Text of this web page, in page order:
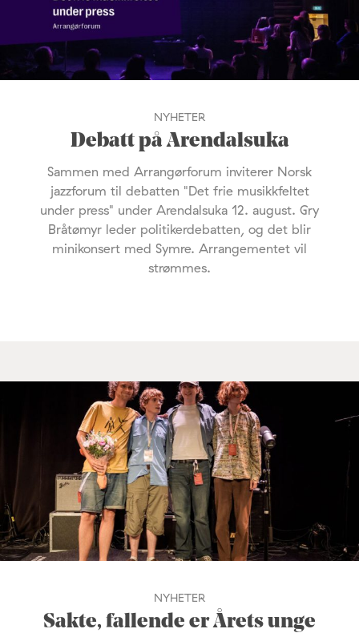
NYHETER
Debatt på Arendalsuka
Sammen med Arrangørforum inviterer Norsk
jazzforum til debatten "Det frie musikkfeltet
under press" under Arendalsuka 12. august. Gry
Bråtømyr leder politikerdebatten, og det blir
minikonsert med Symre. Arrangementet vil
strømmes.
NYHETER
Sakte, fallende er Årets unge